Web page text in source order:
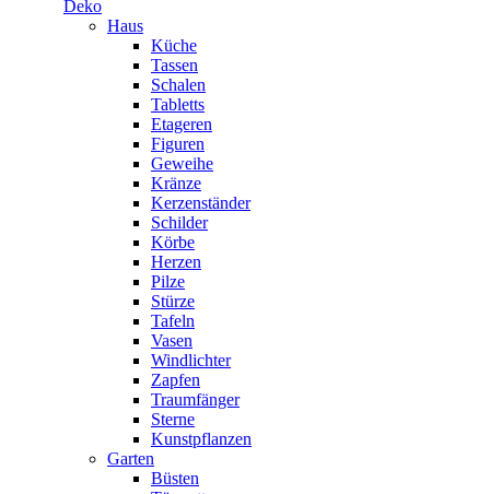
Deko
Haus
Küche
Tassen
Schalen
Tabletts
Etageren
Figuren
Geweihe
Kränze
Kerzenständer
Schilder
Körbe
Herzen
Pilze
Stürze
Tafeln
Vasen
Windlichter
Zapfen
Traumfänger
Sterne
Kunstpflanzen
Garten
Büsten